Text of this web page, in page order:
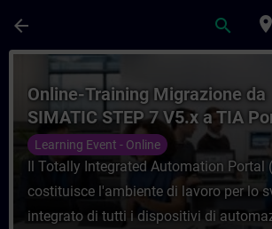
arrow_back search place
コース - Online-Training
Online-Training Migrazione da
SIMATIC STEP 7 V5.x a TIA
S7-1500
Learning Event - Online
Il Totally Integrated Automation Portal
costituisce l'ambiente di lavoro per lo
integrato di tutti i dispositivi di